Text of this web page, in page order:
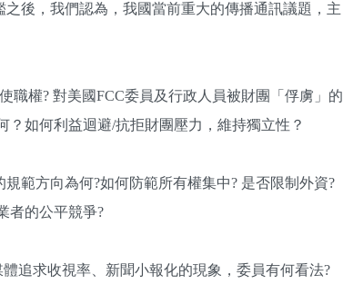
後，我們認為，我國當前重大的傳播通訊議題，主
職權? 對美國FCC委員及行政人員被財團「俘虜」的
如何利益迴避/抗拒財團壓力，維持獨立性？
範方向為何?如何防範所有權集中? 是否限制外資?
者的公平競爭?
追求收視率、新聞小報化的現象，委員有何看法?